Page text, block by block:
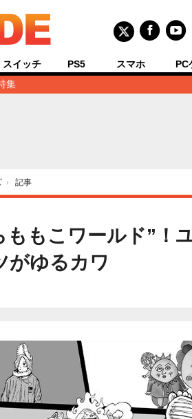
集
スイッチ PS5 スマホ PC
› 記事
ももこワールド”！
がゆるカワ